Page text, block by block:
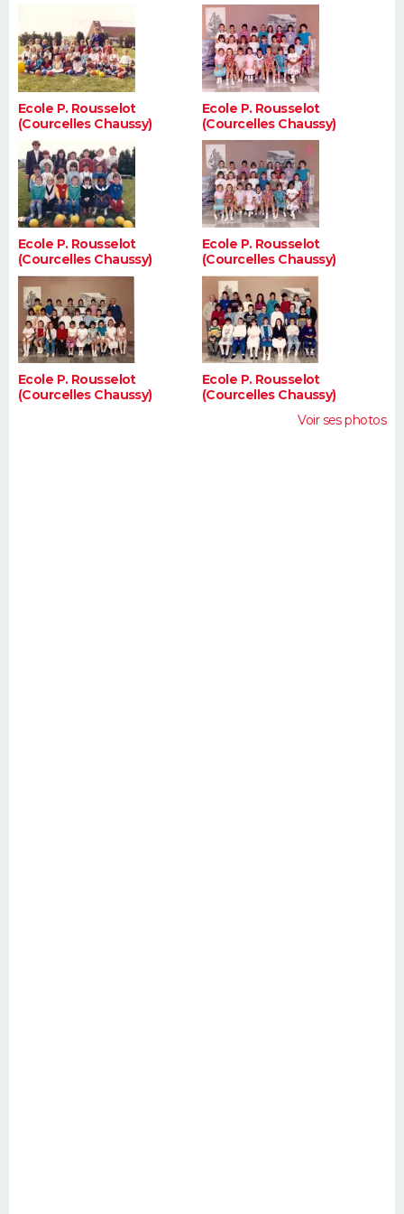
Ecole P. Rousselot
(Courcelles Chaussy)
Ecole P. Rousselot
(Courcelles Chaussy)
Ecole P. Rousselot
(Courcelles Chaussy)
Ecole P. Rousselot
(Courcelles Chaussy)
Ecole P. Rousselot
(Courcelles Chaussy)
Ecole P. Rousselot
(Courcelles Chaussy)
Voir ses photos